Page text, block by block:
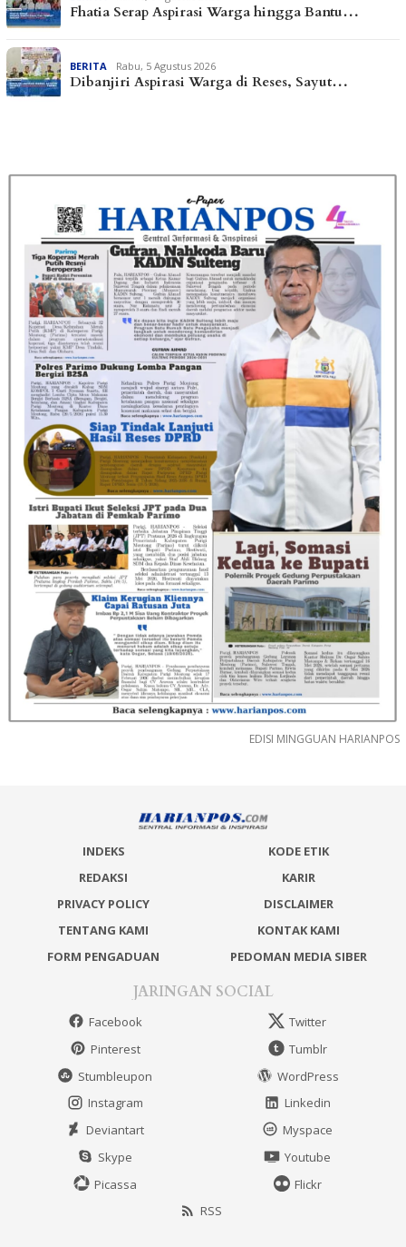
Fhatia Serap Aspirasi Warga hingga Bantu…
BERITA Rabu, 5 Agustus 2026
Dibanjiri Aspirasi Warga di Reses, Sayut…
EDISI MINGGUAN HARIANPOS
INDEKS
KODE ETIK
REDAKSI
KARIR
PRIVACY POLICY
DISCLAIMER
TENTANG KAMI
KONTAK KAMI
FORM PENGADUAN
PEDOMAN MEDIA SIBER
JARINGAN SOCIAL
Facebook
Twitter
Pinterest
Tumblr
Stumbleupon
WordPress
Instagram
Linkedin
Deviantart
Myspace
Skype
Youtube
Picassa
Flickr
RSS